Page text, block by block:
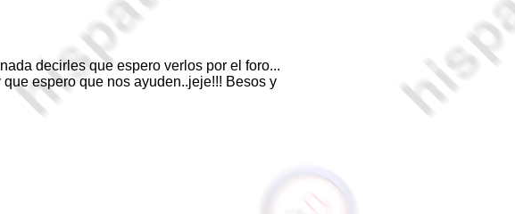
decirles que espero verlos por el foro...
espero que nos ayuden..jeje!!! Besos y